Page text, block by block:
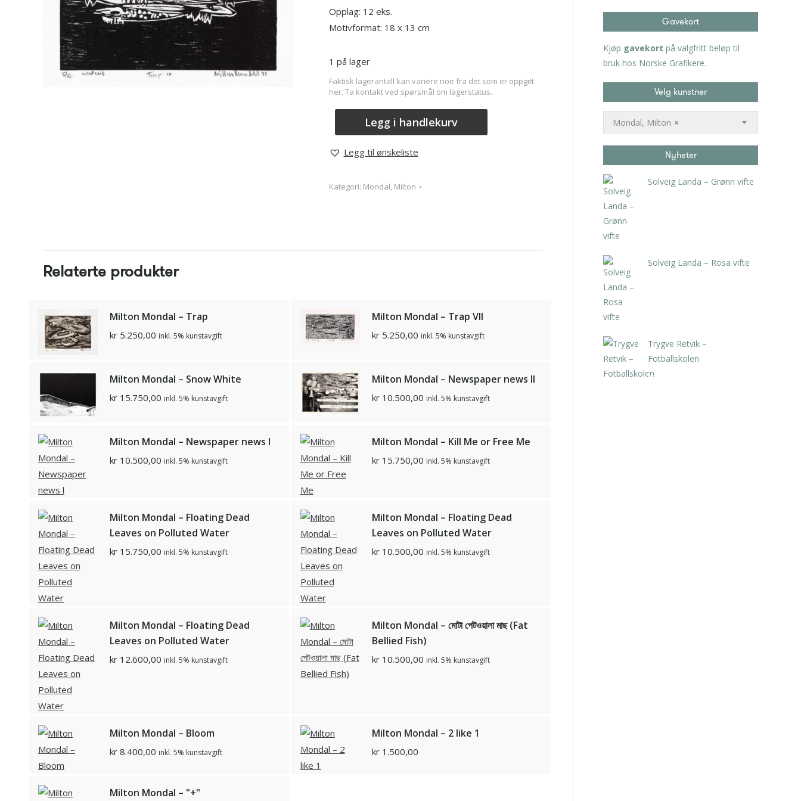
Opplag: 12 eks.
Motivformat: 18 x 13 cm
1 på lager
Faktisk lagerantall kan variere noe fra det som er oppgitt
her. Ta kontakt ved spørsmål om lagerstatus.
Legg i handlekurv
Legg til ønskeliste
Kategori: Mondal, Milton
Relaterte produkter
Milton Mondal – Trap
kr 5.250,00 inkl. 5% kunstavgift
Milton Mondal – Trap Vll
kr5.250,00 inkl. 5% kunstavgift
Milton Mondal – Snow White
kr 15.750,00 inkl. 5% kunstavgift
Milton Mondal – Newspaper news ll
kr10.500,00 inkl. 5% kunstavgift
Milton Mondal – Newspaper news l
kr 10.500,00 inkl. 5% kunstavgift
Milton Mondal – Kill Me or Free Me
kr15.750,00 inkl. 5% kunstavgift
Milton Mondal – Floating Dead
Leaves on Polluted Water
kr 15.750,00 inkl. 5% kunstavgift
Milton Mondal – Floating Dead
Leaves on Polluted Water
kr10.500,00 inkl. 5% kunstavgift
Milton Mondal – Floating Dead
Leaves on Polluted Water
kr 12.600,00 inkl. 5% kunstavgift
Milton Mondal – মোটা পেটওয়ালা মাছ (Fat
Bellied Fish)
kr10.500,00 inkl. 5% kunstavgift
Milton Mondal – Bloom
kr 8.400,00 inkl. 5% kunstavgift
Milton Mondal – 2 like 1
kr1.500,00
Milton Mondal – "+"
Gavekort
Kjøp gavekort på valgfritt beløp til
bruk hos Norske Grafikere.
Velg kunstner
×
Mondal, Milton
Nyheter
Solveig Landa – Grønn vifte
Solveig Landa – Rosa vifte
Trygve Retvik –
Fotballskolen
kr